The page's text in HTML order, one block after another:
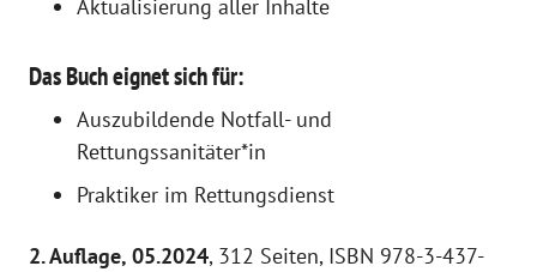
Aktualisierung aller Inhalte
Das Buch eignet sich für:
Auszubildende Notfall- und
Rettungssanitäter*in
Praktiker im Rettungsdienst
2. Auflage, 05.2024, 312 Seiten, ISBN 978-3-437-